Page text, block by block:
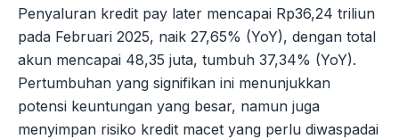
Penyaluran kredit pay later mencapai Rp36,24 triliun
pada Februari 2025, naik 27,65% (YoY), dengan total
akun mencapai 48,35 juta, tumbuh 37,34% (YoY).
Pertumbuhan yang signifikan ini menunjukkan
potensi keuntungan yang besar, namun juga
menyimpan risiko kredit macet yang perlu diwaspadai